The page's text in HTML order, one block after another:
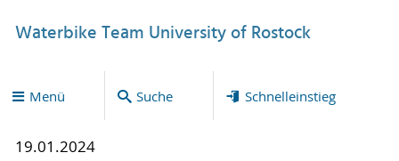
Waterbike Team University of Rostock
Menü Suche Schnelleinstieg
19.01.2024